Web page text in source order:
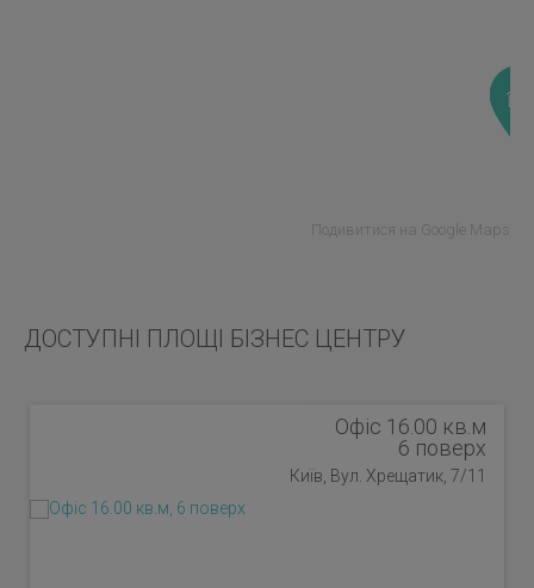
Подивитися на Google Maps
ДОСТУПНІ ПЛОЩІ БІЗНЕС ЦЕНТРУ
Офіс 16.00 кв.м
6 поверх
Київ, Вул. Хрещатик, 7/11